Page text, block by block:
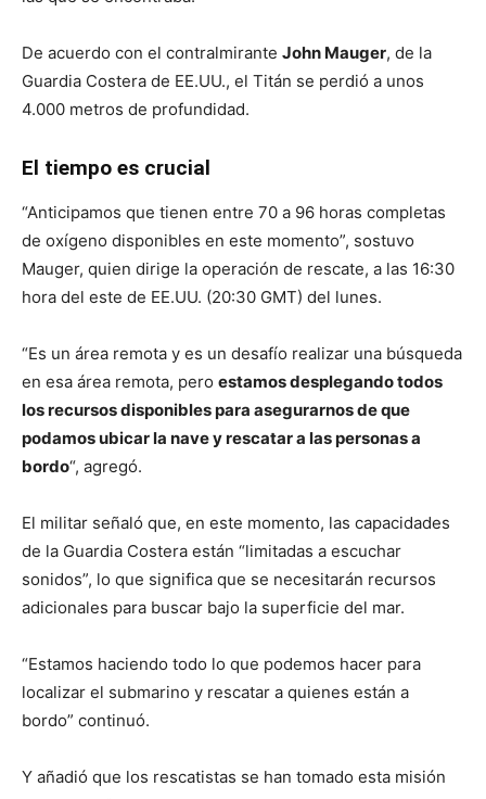
De acuerdo con el contralmirante John Mauger, de la
Guardia Costera de EE.UU., el Titán se perdió a unos
4.000 metros de profundidad.
El tiempo es crucial
“Anticipamos que tienen entre 70 a 96 horas completas
de oxígeno disponibles en este momento”, sostuvo
Mauger, quien dirige la operación de rescate, a las 16:30
hora del este de EE.UU. (20:30 GMT) del lunes.
“Es un área remota y es un desafío realizar una búsqueda
en esa área remota, pero estamos desplegando todos
los recursos disponibles para asegurarnos de que
podamos ubicar la nave y rescatar a las personas a
bordo“, agregó.
El militar señaló que, en este momento, las capacidades
de la Guardia Costera están “limitadas a escuchar
sonidos”, lo que significa que se necesitarán recursos
adicionales para buscar bajo la superficie del mar.
“Estamos haciendo todo lo que podemos hacer para
localizar el submarino y rescatar a quienes están a
bordo” continuó.
Y añadió que los rescatistas se han tomado esta misión